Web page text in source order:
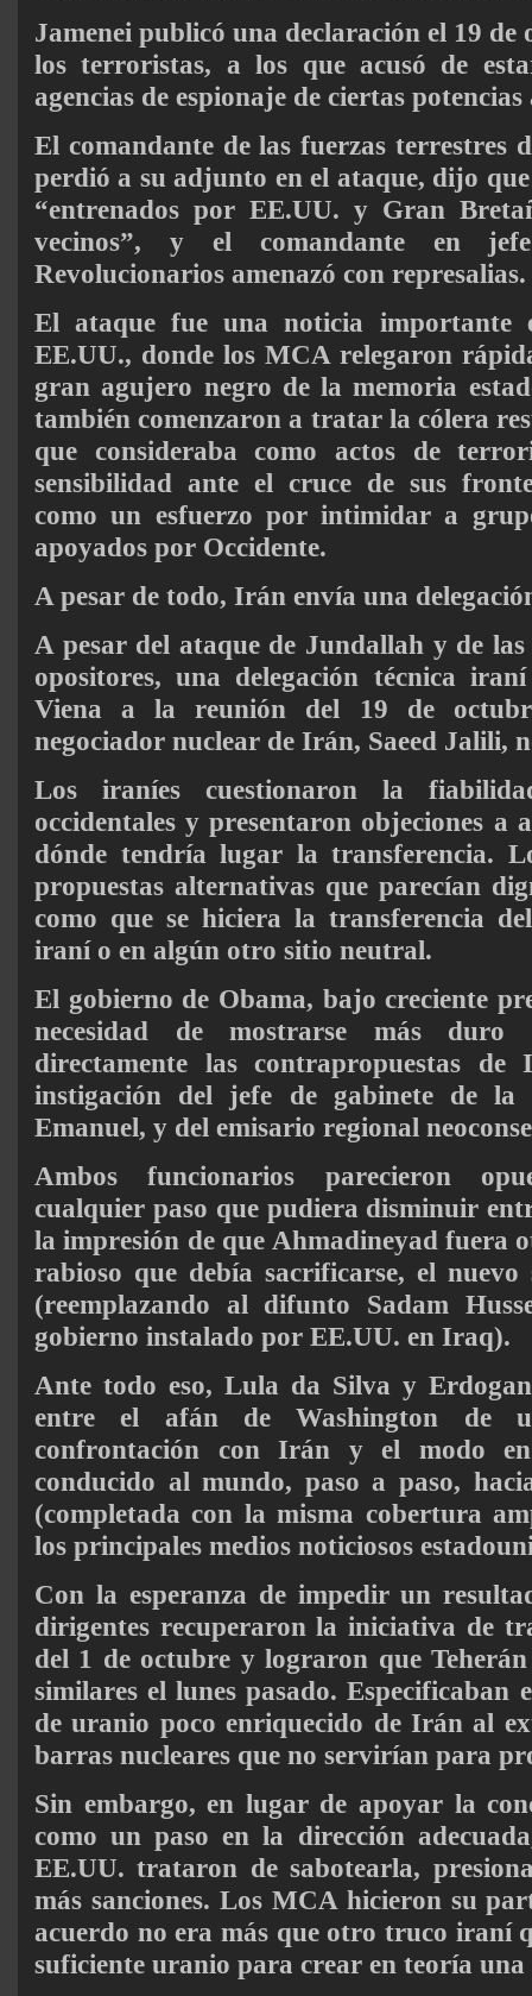
Jamenei publicó una declaración el 19 de
los terroristas, a los que acusó de
agencias de espionaje de ciertas
El comandante de las fuerzas terrestres
perdió a su adjunto en el ataque, dijo
“entrenados por EE.UU. y Gran
vecinos”, y el comandante en
Revolucionarios amenazó con represalias.
El ataque fue una noticia
EE.UU., donde los MCA relegaron
gran agujero negro de la memoria
también comenzaron a tratar la cólera
que consideraba como actos de
sensibilidad ante el cruce de sus
como un esfuerzo por intimidar a
apoyados por Occidente.
A pesar de todo, Irán envía una
A pesar del ataque de Jundallah y de
opositores, una delegación técnica
Viena a la reunión del 19 de
negociador nuclear de Irán, Saeed Jalili,
Los iraníes cuestionaron la
occidentales y presentaron objeciones a
dónde tendría lugar la transferencia.
propuestas alternativas que parecían
como que se hiciera la transferencia
iraní o en algún otro sitio neutral.
El gobierno de Obama, bajo creciente
necesidad de mostrarse más duro
directamente las contrapropuestas
instigación del jefe de gabinete de la
Emanuel, y del emisario regional
Ambos funcionarios parecieron
cualquier paso que pudiera disminuir
la impresión de que Ahmadineyad fuera
rabioso que debía sacrificarse, el nuevo
(reemplazando al difunto Sadam
gobierno instalado por EE.UU. en Iraq).
Ante todo eso, Lula da Silva y
entre el afán de Washington de
confrontación con Irán y el modo
conducido al mundo, paso a paso,
(completada con la misma cobertura
los principales medios noticiosos
Con la esperanza de impedir un
dirigentes recuperaron la iniciativa de
del 1 de octubre y lograron que
similares el lunes pasado. Especificaban
de uranio poco enriquecido de Irán al
barras nucleares que no servirían para
Sin embargo, en lugar de apoyar la
como un paso en la dirección
EE.UU. trataron de sabotearla,
más sanciones. Los MCA hicieron su
acuerdo no era más que otro truco iraní
suficiente uranio para crear en teoría una